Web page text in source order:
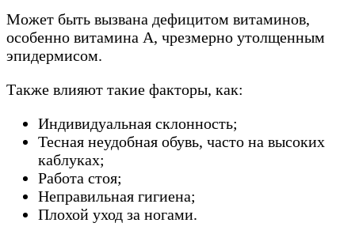
Может быть вызвана дефицитом витаминов,
особенно витамина А, чрезмерно утолщенным
эпидермисом.
Также влияют такие факторы, как:
Индивидуальная склонность;
Тесная неудобная обувь, часто на высоких
каблуках;
Работа стоя;
Неправильная гигиена;
Плохой уход за ногами.